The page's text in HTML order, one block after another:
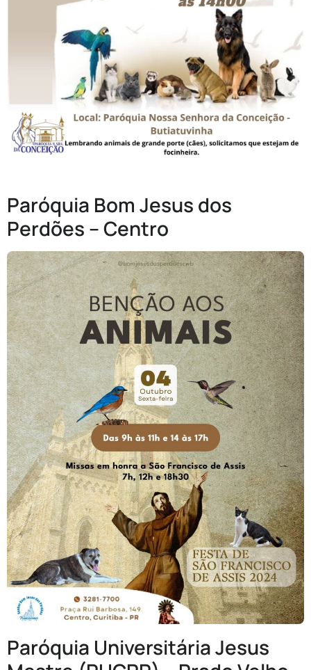
Paróquia Bom Jesus dos
Perdões – Centro
Paróquia Universitária Jesus